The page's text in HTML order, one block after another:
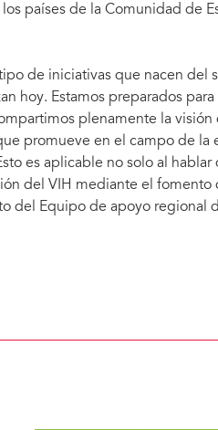
países de la Comunidad de
de iniciativas que nacen del
hoy. Estamos preparados para
plenamente la visión
promueve en el campo de la
es aplicable no solo al hablar
del VIH mediante el fomento
del Equipo de apoyo regional